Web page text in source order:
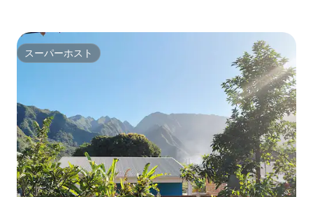
スーパーホスト
スーパーホスト